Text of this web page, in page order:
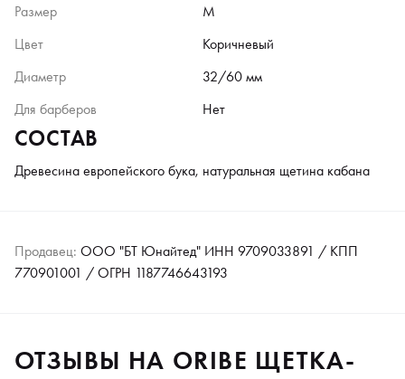
Размер
M
Цвет
Коричневый
Диаметр
32/60 мм
Для барберов
Нет
СОСТАВ
Древесина европейского бука, натуральная щетина кабана
Продавец: ООО "БТ Юнайтед" ИНН 9709033891 / КПП
770901001 / ОГРН 1187746643193
ОТЗЫВЫ НА ORIBE ЩЕТКА-